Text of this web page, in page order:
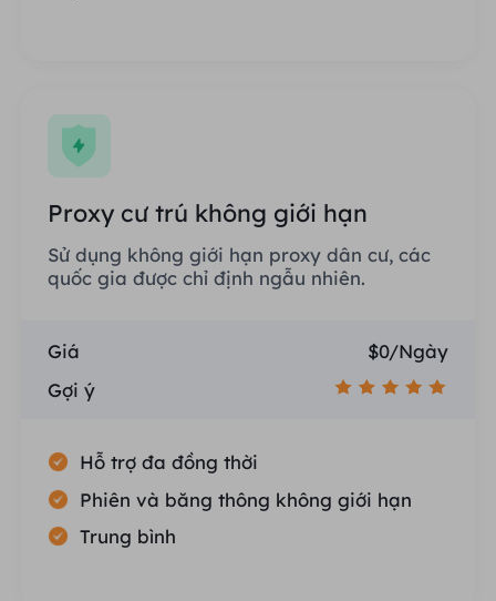
Proxy cư trú không giới hạn
Sử dụng không giới hạn proxy dân cư, các
quốc gia được chỉ định ngẫu nhiên.
Giá
$0/Ngày
Gợi ý
Hỗ trợ đa đồng thời
Phiên và băng thông không giới hạn
Trung bình